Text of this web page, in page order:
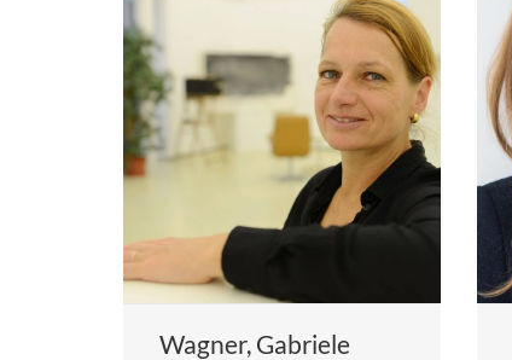
Wagner, Gabriele